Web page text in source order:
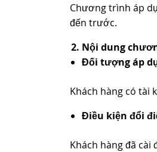
Chương trình áp
đến trước.
Nội dung
Đối tượng áp
Khách hàng có tài
Điều kiện đổi
Khách hàng đã